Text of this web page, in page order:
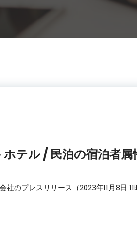
ホテル / 民泊の宿泊者属
のプレスリリース（2023年11月8日